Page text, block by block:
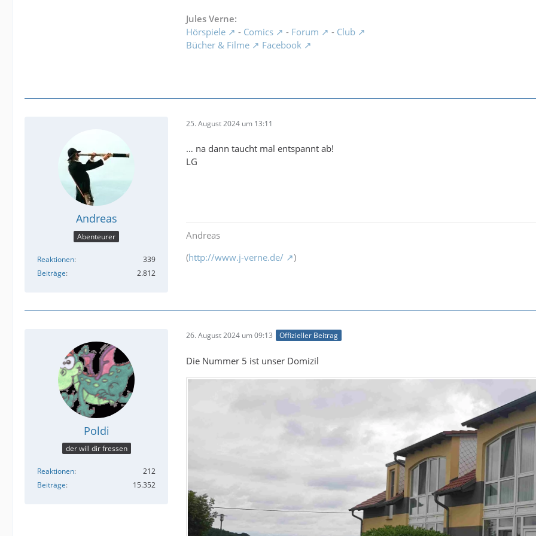
Jules Verne:
Hörspiele
- Comics - Forum - Club
Bücher & Filme
Facebook
Andreas
Abenteurer
Reaktionen
339
Beiträge
2.812
25. August 2024 um 13:11
… na dann taucht mal entspannt ab!
LG
Andreas
(http://www.j-verne.de/ )
Poldi
der will dir fressen
Reaktionen
212
Beiträge
15.352
26. August 2024 um 09:13 Offizieller Beitrag
Die Nummer 5 ist unser Domizil